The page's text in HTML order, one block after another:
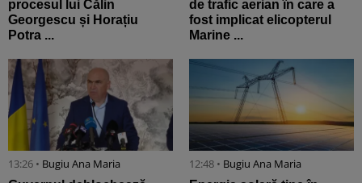
procesul lui Călin
Georgescu și Horațiu
Potra ...
de trafic aerian în care a
fost implicat elicopterul
Marine ...
13:26 • Bugiu ⁠Ana Maria 12:48 • Bugiu ⁠Ana Maria